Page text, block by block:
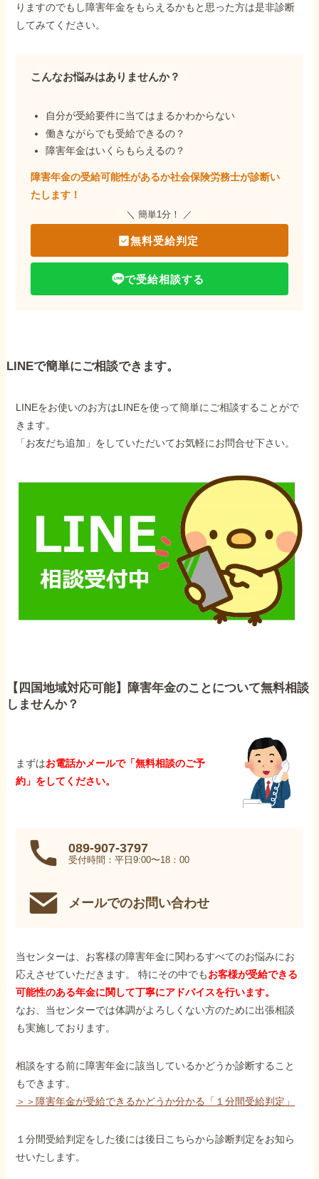
りますのでもし障害年金をもらえるかもと思った方は是非診断
してみてください。
こんなお悩みはありませんか？
自分が受給要件に当てはまるかわからない
働きながらでも受給できるの？
障害年金はいくらもらえるの？
障害年金の受給可能性があるか社会保険労務士が診断い
たします！
＼ 簡単1分！ ／
無料受給判定
で受給相談する
LINEで簡単にご相談できます。
LINEをお使いのお方はLINEを使って簡単にご相談することがで
きます。
「お友だち追加」をしていただいてお気軽にお問合せ下さい。
【四国地域対応可能】障害年金のことについて無料相談
しませんか？
まずはお電話かメールで「無料相談のご予
約」をしてください。
089-907-3797
受付時間：平日9:00〜18：00
メールでのお問い合わせ
当センターは、お客様の障害年金に関わるすべてのお悩みにお
応えさせていただきます。 特にその中でもお客様が受給できる
可能性のある年金に関して丁寧にアドバイスを行います。
なお、当センターでは体調がよろしくない方のために出張相談
も実施しております。
相談をする前に障害年金に該当しているかどうか診断すること
もできます。
＞＞障害年金が受給できるかどうか分かる「１分間受給判定」
１分間受給判定をした後には後日こちらから診断判定をお知ら
せいたします。